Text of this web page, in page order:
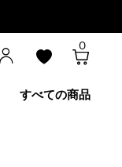
0
すべての商品